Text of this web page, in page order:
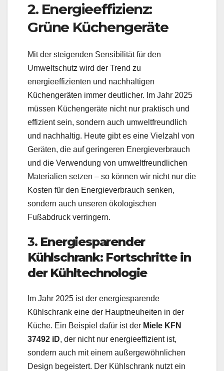
2. Energieeffizienz:
Grüne Küchengeräte
Mit der steigenden Sensibilität für den
Umweltschutz wird der Trend zu
energieeffizienten und nachhaltigen
Küchengeräten immer deutlicher. Im Jahr 2025
müssen Küchengeräte nicht nur praktisch und
effizient sein, sondern auch umweltfreundlich
und nachhaltig. Heute gibt es eine Vielzahl von
Geräten, die auf geringeren Energieverbrauch
und die Verwendung von umweltfreundlichen
Materialien setzen – so können wir nicht nur die
Kosten für den Energieverbrauch senken,
sondern auch unseren ökologischen
Fußabdruck verringern.
3. Energiesparender
Kühlschrank: Fortschritte in
der Kühltechnologie
Im Jahr 2025 ist der energiesparende
Kühlschrank eine der Hauptneuheiten in der
Küche. Ein Beispiel dafür ist der Miele KFN
37492 iD, der nicht nur energieeffizient ist,
sondern auch mit einem außergewöhnlichen
Design begeistert. Der Kühlschrank nutzt ein